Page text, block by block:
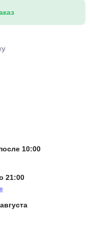
10:00
21:00